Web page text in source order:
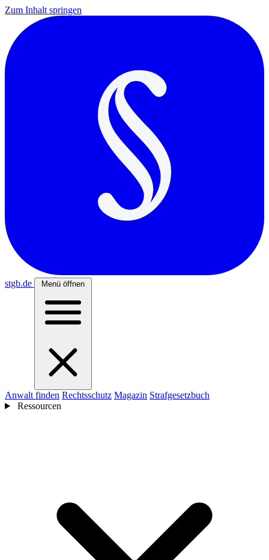
Zum Inhalt springen
stgb.de Menü öffnen
Anwalt finden Rechtsschutz Magazin Strafgesetzbuch
Ressourcen